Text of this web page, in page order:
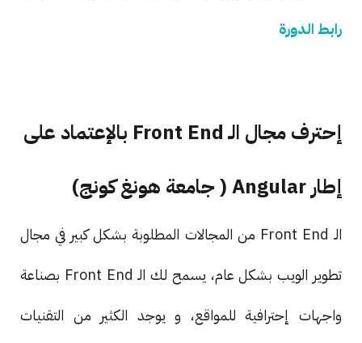
رابط الدورة
إحترف مجال الـ Front End بالإعتماد على
إطار Angular ( جامعة هونغ كونج)
الـ Front End من المجالات المطلوبة بشكل كبير في مجال
تطوير الويب بشكل عام، يسمح لك الـ Front End بصناعة
واجهات إحترافية للمواقع، و يوجد الكثير من التقنيات